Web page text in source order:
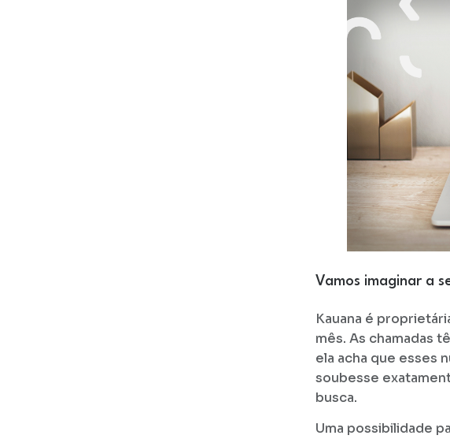
Vamos imaginar a
Kauana é
mês. As chamadas
ela acha que esses
soubesse
busca.
Uma possibilidade